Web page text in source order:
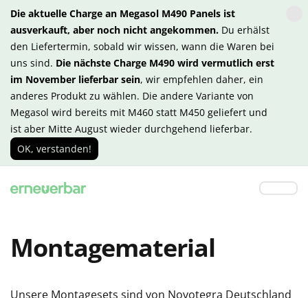
Die aktuelle Charge an Megasol M490 Panels ist
ausverkauft, aber noch nicht angekommen. Du erhälst
den Liefertermin, sobald wir wissen, wann die Waren bei
uns sind. Die nächste Charge M490 wird vermutlich erst
im November lieferbar sein, wir empfehlen daher, ein
anderes Produkt zu wählen. Die andere Variante von
Megasol wird bereits mit M460 statt M450 geliefert und
ist aber Mitte August wieder durchgehend lieferbar.
OK, verstanden!
Montagematerial
Unsere Montagesets sind von Novotegra Deutschland